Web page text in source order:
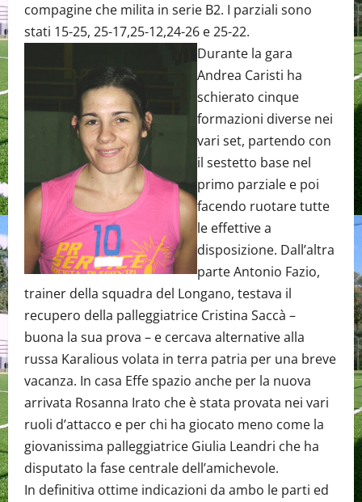
compagine che milita in serie B2. I parziali sono
stati 15-25, 25-17,25-12,24-26 e 25-22.
Durante la gara
Andrea Caristi ha
schierato cinque
formazioni diverse nei
vari set, partendo con
il sestetto base nel
primo parziale e poi
facendo ruotare tutte
le effettive a
disposizione. Dall’altra
parte Antonio Fazio,
trainer della squadra del Longano, testava il
recupero della palleggiatrice Cristina Saccà –
buona la sua prova – e cercava alternative alla
russa Karalious volata in terra patria per una breve
vacanza. In casa Effe spazio anche per la nuova
arrivata Rosanna Irato che è stata provata nei vari
ruoli d’attacco e per chi ha giocato meno come la
giovanissima palleggiatrice Giulia Leandri che ha
disputato la fase centrale dell’amichevole.
In definitiva ottime indicazioni da ambo le parti ed